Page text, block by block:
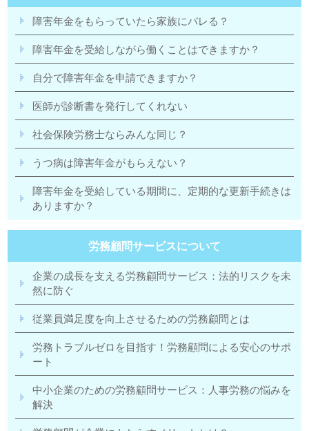
障害年金をもらっていたら家族にバレる？
障害年金を受給しながら働くことはできますか？
自分で障害年金を申請できますか？
医師が診断書を発行してくれない
社会保険労務士ならみんな同じ？
うつ病は障害年金がもらえない？
障害年金を受給している期間に、定期的な更新手続きは
ありますか？
労務顧問サービスについて
企業の成長を支える労務顧問サービス：法的リスクを未
然に防ぐ
従業員満足度を向上させるための労務顧問とは
労務トラブルゼロを目指す！労務顧問による安心のサポ
ート
中小企業のための労務顧問サービス：人事労務の悩みを
解決